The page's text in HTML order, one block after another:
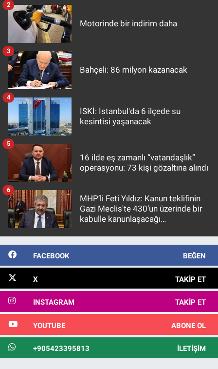
Motorinde bir indirim daha
2
Bahçeli: 86 milyon kazanacak
3
İSKİ: İstanbul'da 6 ilçede su
kesintisi yaşanacak
4
16 ilde eş zamanlı “vatandaşlık”
operasyonu: 73 kişi gözaltına alındı
5
MHP’li Feti Yıldız: Kanun teklifinin
Gazi Meclis'te 430’un üzerinde bir
kabulle kanunlaşacağı
6
FACEBOOK BEĞEN
X TAKIP ET
INSTAGRAM TAKIP ET
YOUTUBE ABONE OL
+905423395813 İLETIŞIM